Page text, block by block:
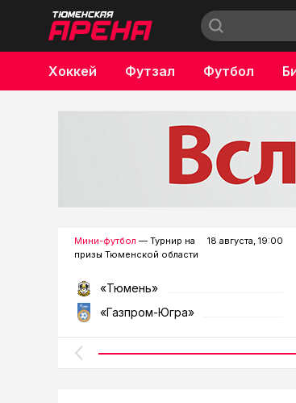
Хоккей Футзал Футбол
Бокс
Мини-футбол — Турнир на
призы Тюменской области
18 августа, 19:00
«Тюмень»
«Газпром-Югра»